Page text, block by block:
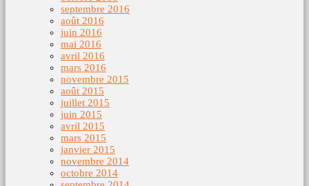
septembre 2016
août 2016
juin 2016
mai 2016
avril 2016
mars 2016
novembre 2015
août 2015
juillet 2015
juin 2015
avril 2015
mars 2015
janvier 2015
novembre 2014
octobre 2014